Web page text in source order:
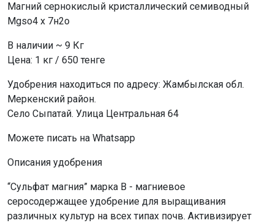
Магний сернокислый кристаллический семиводный
Mgso4 х 7н2о
В наличии ~ 9 Кг
Цена: 1 кг / 650 тенге
Удобрения находиться по адресу: Жамбылская обл.
Меркенский район.
Село Сыпатай. Улица Центральная 64
Можете писать на Whatsapp
Описания удобрения
“Сульфат магния” марка В - магниевое
серосодержащее удобрение для выращивания
различных культур на всех типах почв. Активизирует